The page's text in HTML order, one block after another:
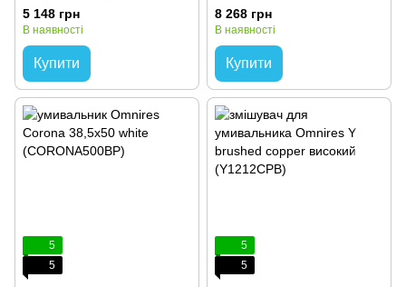
5 148 грн
В наявності
Купити
(PM7415CR)
8 268 грн
В наявності
Купити
5
5
5
5